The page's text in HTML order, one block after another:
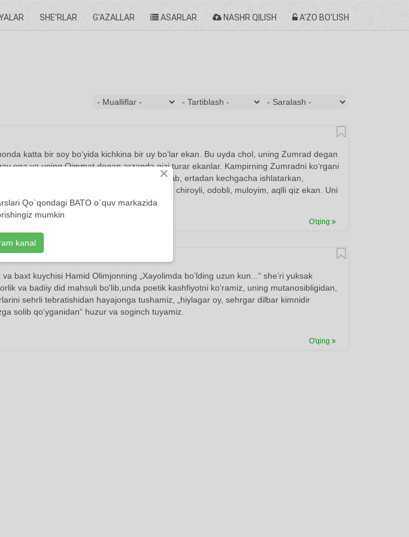
SHE'RLAR G'AZALLAR ASARLAR NASHR QILISH A'ZO BO'LISH
katta bir soy bo‘yida kichkina bir uy bo‘lar ekan. Bu uyda chol, uning Zumrad degan
ona va uning Qimmat degan arzanda qizi turar ekanlar. Kampirning Zumradni ko‘rgani
o‘qi yo‘q ekan. U hadeb qizni urib, qarg‘ab, ertadan kechgacha ishlatarkan,
birpas ham tinchlik bermas ekan. Zumrad chiroyli, odobli, muloyim, aqlli qiz ekan. Uni
kishi yana ko‘rsam deb orzu qilar ekan...
ijodi O'qing
va baxt kuychisi Hamid Olimjonning „Xayolimda bo’lding uzun kun...“ she’ri yuksak
va badiiy did mahsuli bo'lib,unda poetik kashfiyotni ko‘ramiz, uning mutanosibligidan,
sehrli tebratishidan hayajonga tushamiz, „hiylagar oy, sehrgar dilbar kimnidir
solib qo‘yganidan“ huzur va soginch tuyamiz.
O'qing
×
Qo`qondagi BATO o`quv markazida
mumkin
kanal